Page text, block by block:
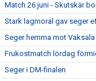
Match 26 juni - Skutskär
Stark lagmoral gav seger
Seger hemma mot Vaksala
Frukostmatch lördag
Seger i DM-finalen